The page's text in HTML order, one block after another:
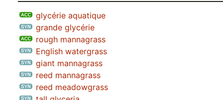
glycérie aquatique
grande glycérie
rough mannagrass
English watergrass
giant mannagrass
reed mannagrass
reed meadowgrass